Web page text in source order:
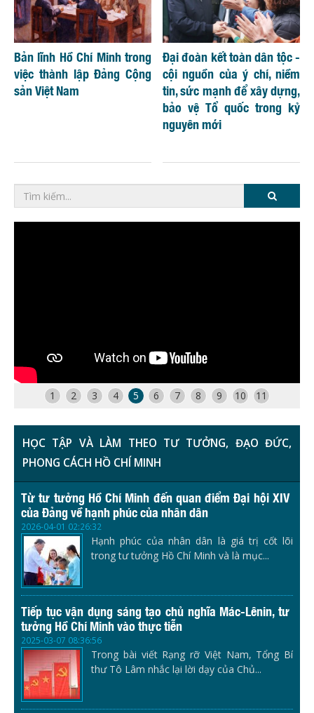
Bản lĩnh Hồ Chí Minh trong
việc thành lập Đảng Cộng
sản Việt Nam
Đại đoàn kết toàn dân tộc -
cội nguồn của ý chí, niềm
tin, sức mạnh để xây dựng,
bảo vệ Tổ quốc trong kỷ
nguyên mới
1 2 3 4 5 6 7 8 9 10 11
HỌC TẬP VÀ LÀM THEO TƯ TƯỞNG, ĐẠO ĐỨC,
PHONG CÁCH HỒ CHÍ MINH
Từ tư tưởng Hồ Chí Minh đến quan điểm Đại hội XIV
của Đảng về hạnh phúc của nhân dân
2026-04-01 02:26:32
Hạnh phúc của nhân dân là giá trị cốt lõi
trong tư tưởng Hồ Chí Minh và là mục...
Tiếp tục vận dụng sáng tạo chủ nghĩa Mác-Lênin, tư
tưởng Hồ Chí Minh vào thực tiễn
2025-03-07 08:36:56
Trong bài viết Rạng rỡ Việt Nam, Tổng Bí
thư Tô Lâm nhắc lại lời dạy của Chủ...